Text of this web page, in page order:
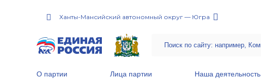
Ханты-Мансийский автономный округ — Югра
О партии Лица партии Наша деятельность